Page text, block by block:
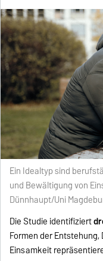
Ein Idealtyp sind
und Bewältigung von
Dünnhaupt/Uni
Die Studie identifiziert
Formen der
Einsamkeit